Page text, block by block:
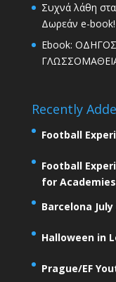
Συχνά λάθη στα
Δωρεάν e-book!
Ebook:
Recently
Football
Football
for
Barcelona July
Halloween in
Prague/EF